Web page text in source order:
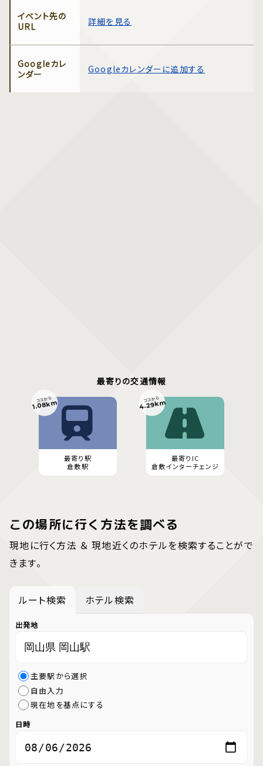
イベント先の
URL
詳細を見る
Googleカレ
ンダー
Googleカレンダーに追加する
最寄りの交通情報
最寄り駅
倉敷駅
ココから
1.08km
最寄りIC
倉敷インターチェンジ
ココから
4.29km
この場所に行く方法を調べる
現地に行く方法 ＆ 現地近くのホテルを検索することがで
きます。
ルート検索 ホテル検索
出発地
主要駅から選択
自由入力
現在地を基点にする
日時